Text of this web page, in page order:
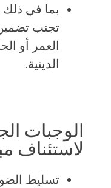
بما في
تجنب
العمر أو
الدينية.
الوجبات
لاستئناف
تسليط